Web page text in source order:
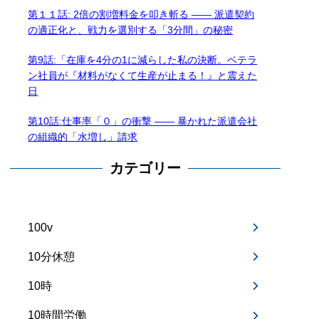
第１１話: 2倍の割増料金を叩き斬る —— 派遣契約
の適正化と、戦力を選別する「3分間」の秘密
第9話:「在庫を4分の1に減らした私の決断。ベテラ
ン社員が『材料がなくて生産が止まる！』と震えた
日
第10話:仕事率「０」の衝撃 —— 暴かれた派遣会社
の組織的「水増し」請求
カテゴリー
100v
10分休憩
10時
10時間労働